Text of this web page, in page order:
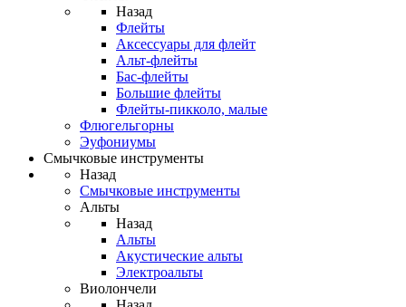
Назад
Флейты
Аксессуары для флейт
Альт-флейты
Бас-флейты
Большие флейты
Флейты-пикколо, малые
Флюгельгорны
Эуфониумы
Смычковые инструменты
Назад
Смычковые инструменты
Альты
Назад
Альты
Акустические альты
Электроальты
Виолончели